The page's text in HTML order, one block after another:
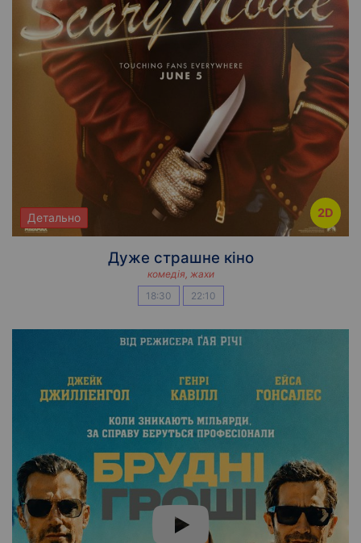
2D
Детально
Дуже страшне кіно
комедія, жахи
18:30
22:10